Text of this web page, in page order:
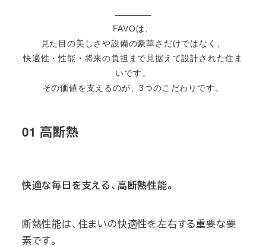
FAVOは、
見た目の美しさや設備の豪華さだけではなく、
快適性・性能・将来の負担まで見据えて設計された住ま
いです。
その価値を支えるのが、3つのこだわりです。
01 高断熱
快適な毎日を支える、高断熱性能。
断熱性能は、住まいの快適性を左右する重要な要
素です。